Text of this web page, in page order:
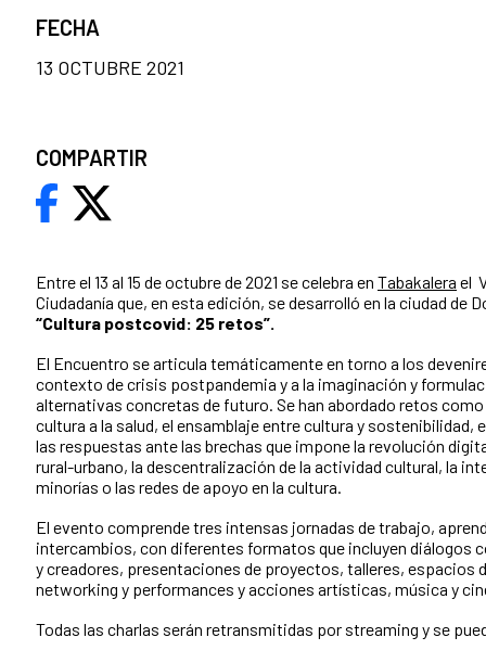
Entre el 13 al 15 de octubre de 2021 se celebra en Tabakalera el
Ciudadanía que, en esta edición, se desarrolló en la ciudad de
“Cultura postcovid: 25 retos”.
El Encuentro se articula temáticamente en torno a los
contexto de crisis postpandemia y a la imaginación y
alternativas concretas de futuro. Se han abordado retos
cultura a la salud, el ensamblaje entre cultura y sostenibilidad,
las respuestas ante las brechas que impone la revolución
rural-urbano, la descentralización de la actividad cultural, la
minorías o las redes de apoyo en la cultura.
El evento comprende tres intensas jornadas de trabajo,
intercambios, con diferentes formatos que incluyen diálogos
y creadores, presentaciones de proyectos, talleres, espacios
networking y performances y acciones artísticas, música y
Todas las charlas serán retransmitidas por streaming y se
FECHA
13 OCTUBRE 2021
COMPARTIR